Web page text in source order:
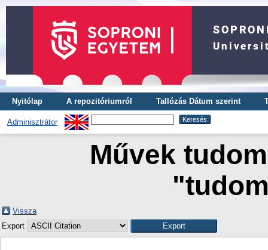
Nyitólap A repozitóriumról Tallózás Dátum szerint
Adminisztrátor
Művek
Vissza
Export